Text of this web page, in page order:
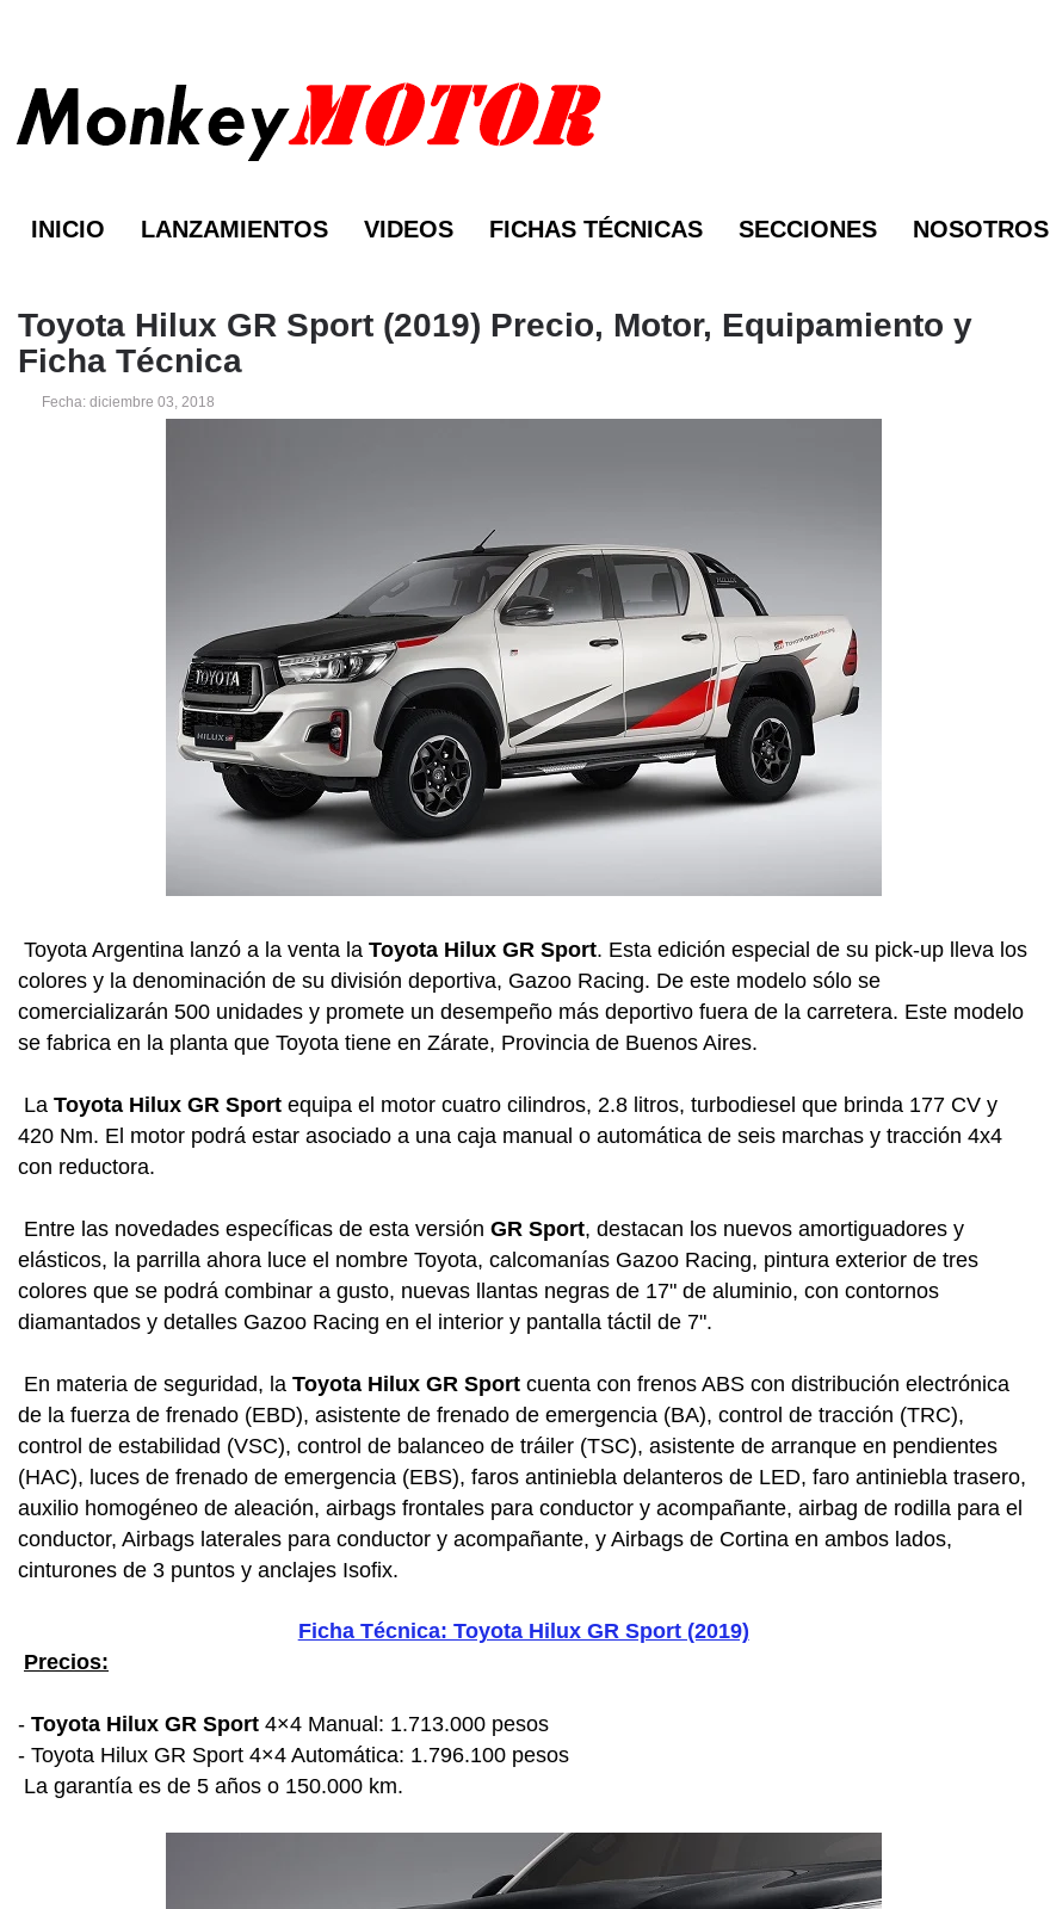
INICIO LANZAMIENTOS VIDEOS FICHAS TÉCNICAS SECCIONES NOSOTROS
Toyota Hilux GR Sport (2019) Precio, Motor, Equipamiento y
Ficha Técnica
Fecha: diciembre 03, 2018
Toyota Argentina lanzó a la venta la Toyota Hilux GR Sport. Esta edición especial de su pick-up lleva los
colores y la denominación de su división deportiva, Gazoo Racing. De este modelo sólo se
comercializarán 500 unidades y promete un desempeño más deportivo fuera de la carretera. Este modelo
se fabrica en la planta que Toyota tiene en Zárate, Provincia de Buenos Aires.
La Toyota Hilux GR Sport equipa el motor cuatro cilindros, 2.8 litros, turbodiesel que brinda 177 CV y
420 Nm. El motor podrá estar asociado a una caja manual o automática de seis marchas y tracción 4x4
con reductora.
Entre las novedades específicas de esta versión GR Sport, destacan los nuevos amortiguadores y
elásticos, la parrilla ahora luce el nombre Toyota, calcomanías Gazoo Racing, pintura exterior de tres
colores que se podrá combinar a gusto, nuevas llantas negras de 17" de aluminio, con contornos
diamantados y detalles Gazoo Racing en el interior y pantalla táctil de 7".
En materia de seguridad, la Toyota Hilux GR Sport cuenta con frenos ABS con distribución electrónica
de la fuerza de frenado (EBD), asistente de frenado de emergencia (BA), control de tracción (TRC),
control de estabilidad (VSC), control de balanceo de tráiler (TSC), asistente de arranque en pendientes
(HAC), luces de frenado de emergencia (EBS), faros antiniebla delanteros de LED, faro antiniebla trasero,
auxilio homogéneo de aleación, airbags frontales para conductor y acompañante, airbag de rodilla para el
conductor, Airbags laterales para conductor y acompañante, y Airbags de Cortina en ambos lados,
cinturones de 3 puntos y anclajes Isofix.
Ficha Técnica: Toyota Hilux GR Sport (2019)
Precios:
- Toyota Hilux GR Sport 4×4 Manual: 1.713.000 pesos
- Toyota Hilux GR Sport 4×4 Automática: 1.796.100 pesos
La garantía es de 5 años o 150.000 km.